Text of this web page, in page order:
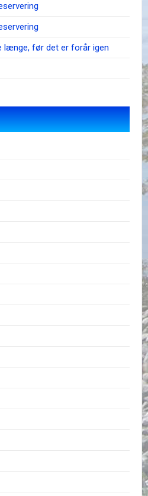
længe, før det er forår igen